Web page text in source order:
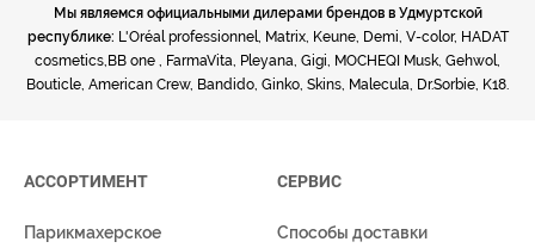
Мы являемся официальными дилерами брендов в Удмуртской
республике: L'Oréal professionnel, Matrix, Keune, Demi, V-color, HADAT
cosmetics,BB one , FarmaVita, Pleyana, Gigi, MOCHEQI Musk, Gehwol,
Bouticle, American Crew, Bandido, Ginko, Skins, Malecula, Dr.Sorbie, K18.
СЕРВИС
Способы доставки
АССОРТИМЕНТ
Парикмахерское